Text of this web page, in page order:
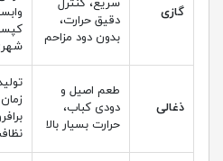
گازی
سریع، کنترل
دقیق حرارت،
بدون دود مزاحم
ذغالی
طعم اصیل و
دودی کباب،
حرارت بسیار بالا